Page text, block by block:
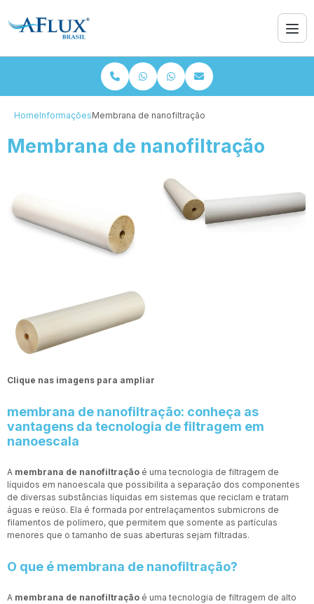
HomeInformaçõesMembrana de nanofiltração
Membrana de nanofiltração
Clique nas imagens para ampliar
membrana de nanofiltração: conheça as
vantagens da tecnologia de filtragem em
nanoescala
A membrana de nanofiltração é uma tecnologia de filtragem de
líquidos em nanoescala que possibilita a separação dos componentes
de diversas substâncias líquidas em sistemas que reciclam e tratam
águas e reúso. Ela é formada por entrelaçamentos submicrons de
filamentos de polímero, que permitem que somente as partículas
menores que o tamanho de suas aberturas sejam filtradas.
O que é membrana de nanofiltração?
A membrana de nanofiltração é uma tecnologia de filtragem de alto